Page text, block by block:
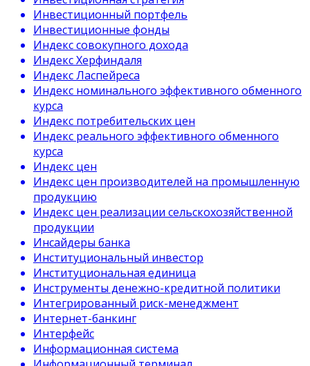
Инвестиционный портфель
Инвестиционные фонды
Индекс совокупного дохода
Индекс Херфиндаля
Индекс Ласпейреса
Индекс номинального эффективного обменного
курса
Индекс потребительских цен
Индекс реального эффективного обменного
курса
Индекс цен
Индекс цен производителей на промышленную
продукцию
Индекс цен реализации сельскохозяйственной
продукции
Инсайдеры банка
Институциональный инвестор
Институциональная единица
Инструменты денежно-кредитной политики
Интегрированный риск-менеджмент
Интернет-банкинг
Интерфейс
Информационная система